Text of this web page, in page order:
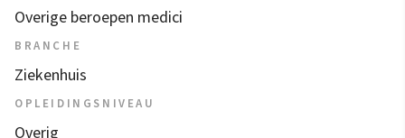
Overige beroepen medici
BRANCHE
Ziekenhuis
OPLEIDINGSNIVEAU
Overig